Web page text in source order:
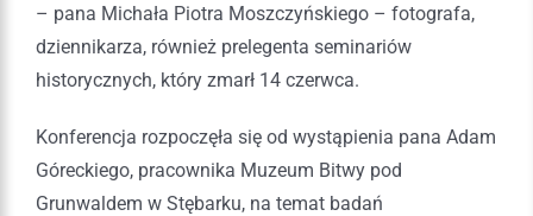
– pana Michała Piotra Moszczyńskiego – fotografa,
dziennikarza, również prelegenta seminariów
historycznych, który zmarł 14 czerwca.
Konferencja rozpoczęła się od wystąpienia pana Adam
Góreckiego, pracownika Muzeum Bitwy pod
Grunwaldem w Stębarku, na temat badań